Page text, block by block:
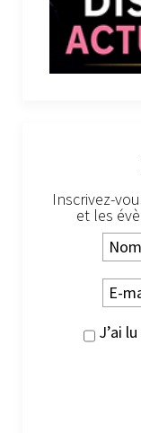
Inscrivez-
et les
J’ai lu